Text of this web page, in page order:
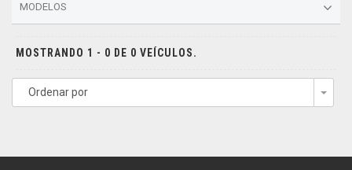
MODELOS
MOSTRANDO 1 - 0 DE 0 VEÍCULOS.
Ordenar por